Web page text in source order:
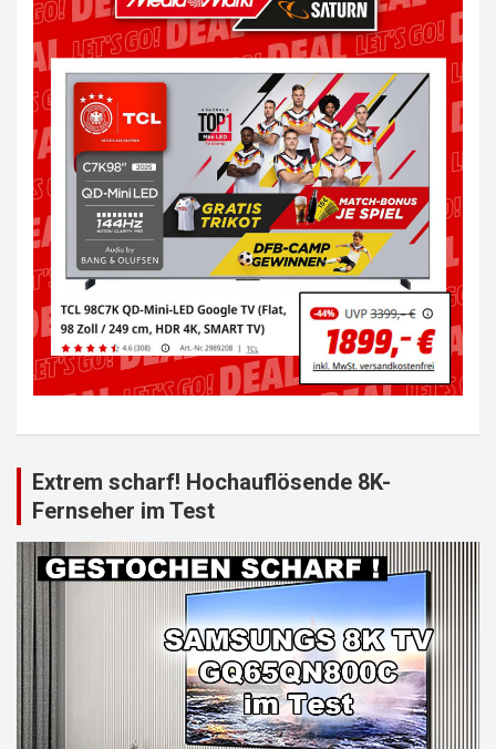
Extrem scharf! Hochauflösende 8K-
Fernseher im Test